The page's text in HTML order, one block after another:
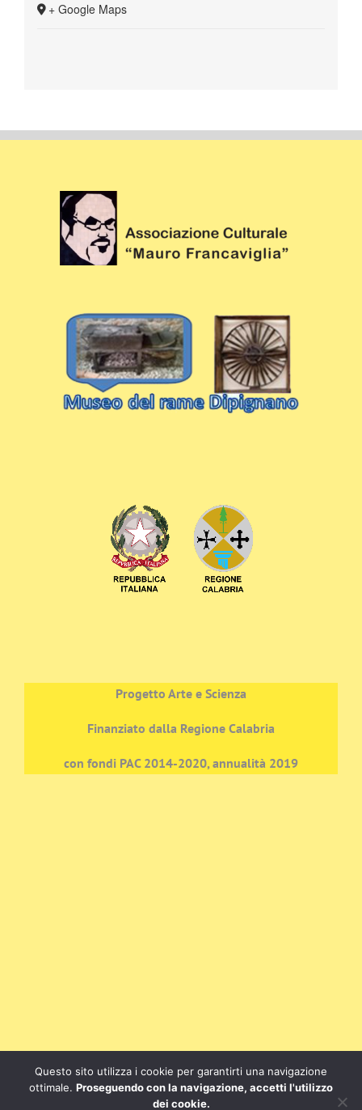
+ Google Maps
Progetto Arte e Scienza
Finanziato dalla Regione Calabria
con fondi PAC 2014-2020, annualità 2019
Questo sito utilizza i cookie per garantirti una navigazione
ottimale. Proseguendo con la navigazione, accetti l'utilizzo
dei cookie.